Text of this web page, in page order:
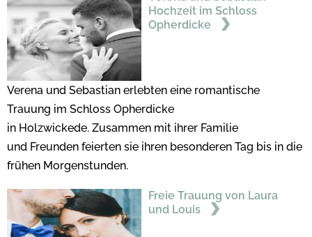
Hochzeit im Schloss
Opherdicke
Verena und Sebastian erlebten eine romantische
Trauung im Schloss Opherdicke
in Holzwickede. Zusammen mit ihrer Familie
und Freunden feierten sie ihren besonderen Tag bis in die
frühen Morgenstunden.
Freie Trauung von Laura
und Louis